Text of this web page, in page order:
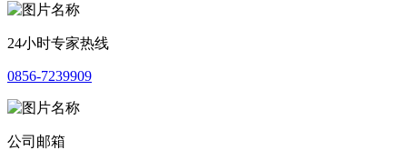
24小时专家热线
0856-7239909
公司邮箱